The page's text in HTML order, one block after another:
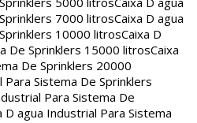
7000 litrosCaixa D agua
10000 litrosCaixa D
De Sprinklers 15000 litrosCaixa
De Sprinklers 20000
Para Sistema De Sprinklers
Para Sistema De
D agua Industrial Para Sistema